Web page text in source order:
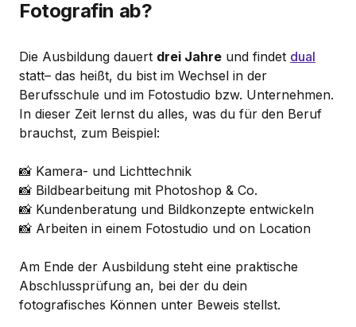
Fotografin ab?
Die Ausbildung dauert drei Jahre und findet dual
statt– das heißt, du bist im Wechsel in der
Berufsschule und im Fotostudio bzw. Unternehmen.
In dieser Zeit lernst du alles, was du für den Beruf
brauchst, zum Beispiel:
📸 Kamera- und Lichttechnik
📸 Bildbearbeitung mit Photoshop & Co.
📸 Kundenberatung und Bildkonzepte entwickeln
📸 Arbeiten in einem Fotostudio und on Location
Am Ende der Ausbildung steht eine praktische
Abschlussprüfung an, bei der du dein
fotografisches Können unter Beweis stellst.